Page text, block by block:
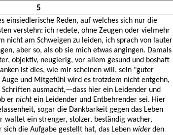
5
einsiedlerische Reden, auf welches sich nur die
verstehn: ich redete, ohne Zeugen oder vielmehr
nicht am Schweigen zu leiden, ich sprach von lauter
aber so, als ob sie mich etwas angingen. Damals
objektiv, neugierig, vor allem gesund und boshaft
ist dies, wie mir scheinen will, sein "guter
Auge und Mitgefühl wird es trotzdem nicht entgehn,
ausmacht,—dass hier ein Leidender und
er nichtein Leidender und Entbehrender sei. Hier
sogar die Dankbarkeit gegen das Leben
ein strenger, stolzer, beständig wacher,
die Aufgabe gestellt hat, das Leben widerden